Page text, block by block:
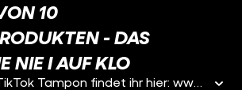
10
- DAS
NIE I AUF KLO
Den tanzenden TikTok Tampon findet ihr hier: www.instagram.de/aufklo Maria nennt sich selbst Menstruationsexpertin? Na dann mal sehen, ob sie in Lisas Challenge eine Chance hat. Menstruationsprodukte erfühlen. Schafft sie es nicht aus Lisas glitzernder Fühlbox 8 von 10 Periodenprodukte richtig zu erraten, hat sich LIsa eine Strafe für Maria überlegt: Verkleide Dich als Tampon und tanze einen TikTok Tanz. Welche Menstruationsprodukte hättet ihr nicht erkannt? Redaktion und Regie: Linda Huber Redaktionsleitung: Maria Popov und Linda Huber Moderation: Maria Popov Graphik: Julia Habich Schnitt: Dimitri Stratakis und Katharina Frucht #AufKlo Zwei Menschen. Eine Klokabine. Und endlich mal Zeit, über die wichtigen Dinge des Lebens zu sprechen: Über Mode und Menstruation. Über das erste Mal und über Schokokuchen. Über dicke Körper und Schmalspurrapper. Wir begeben uns ins Dazwischen, lieben und leben den Bruch. Folgt uns auf …Facebook: https://www.facebook.com/aufklo ...Instagram: https://www.instagram.com/aufklo YEAH! Wir gehören auch zu #funk. Schaut' da mal rein: YouTube: https://youtube.com/funkofficial Web-App: https://go.funk.netFacebook: https://facebook.com/funk